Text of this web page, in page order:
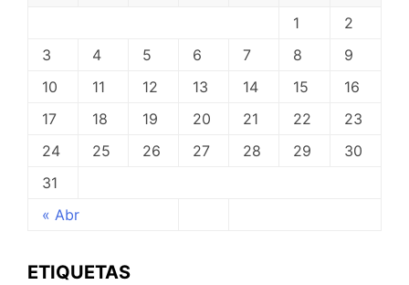
« Abr
1
2
3
4 5 6 7 8
9
10
11 12 13 14 15
16
17
18 19 20 21 22
23
24
25 26 27 28 29
30
31
ETIQUETAS